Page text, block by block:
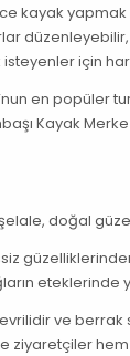
kayak
için
en popüler
Kayak
doğal
ve
ziyaretçiler